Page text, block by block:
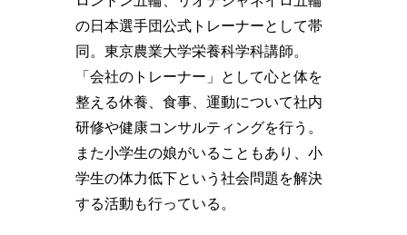
の日本選手団公式トレーナーとして帯
同。東京農業大学栄養科学科講師。
「会社のトレーナー」として心と体を
整える休養、食事、運動について社内
研修や健康コンサルティングを行う。
また小学生の娘がいることもあり、小
学生の体力低下という社会問題を解決
する活動も行っている。